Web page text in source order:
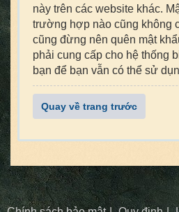
này trên các website khác.
trường hợp nào cũng không
cũng đừng nên quên mật
phải cung cấp cho hệ thống
bạn để bạn vẫn có thể sử
Quay về trang trước